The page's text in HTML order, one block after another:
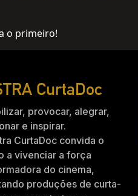
o primeiro!
CurtaDoc
provocar, alegrar,
e inspirar.
CurtaDoc convida o
a vivenciar a força
do cinema,
produções de curta-